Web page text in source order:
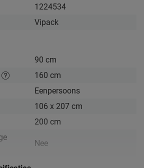
evenals de
je terugvinden bij het kopje ‘Goed
1224534
Vipack
90 cm
160 cm
Eenpersoons
106 x 207 cm
200 cm
Nee